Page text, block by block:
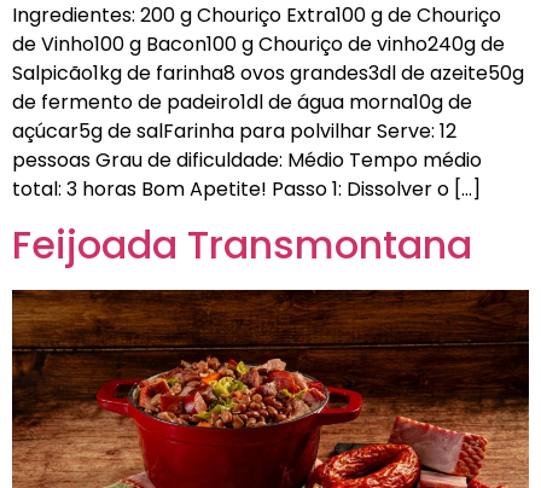
Ingredientes: 200 g Chouriço Extra100 g de Chouriço
de Vinho100 g Bacon100 g Chouriço de vinho240g de
Salpicão1kg de farinha8 ovos grandes3dl de azeite50g
de fermento de padeiro1dl de água morna10g de
açúcar5g de salFarinha para polvilhar Serve: 12
pessoas Grau de dificuldade: Médio Tempo médio
total: 3 horas Bom Apetite! Passo 1: Dissolver o […]
Feijoada Transmontana